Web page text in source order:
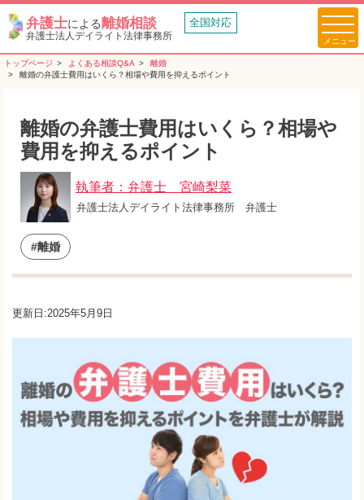
弁護士による離婚相談
弁護士法人デイライト法律事務所
全国対応
トップページ よくある相談Q&A
離婚
離婚の弁護士費用はいくら？相場や費用を抑えるポイント
離婚の弁護士費用はいくら？相場や
費用を抑えるポイント
執筆者：弁護士 宮崎梨菜
弁護士法人デイライト法律事務所 弁護士
#離婚
更新日:2025年5月9日